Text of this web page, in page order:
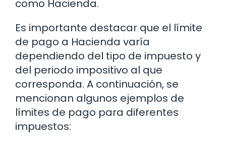
como Hacienda.
Es importante destacar que el límite
de pago a Hacienda varía
dependiendo del tipo de impuesto y
del periodo impositivo al que
corresponda. A continuación, se
mencionan algunos ejemplos de
límites de pago para diferentes
impuestos: